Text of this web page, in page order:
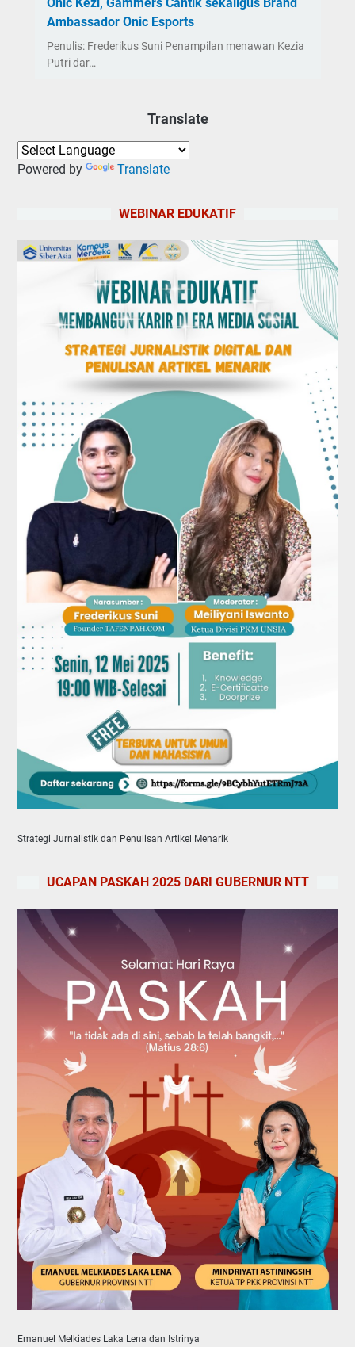
Ambassador Onic Esports
Penulis: Frederikus Suni Penampilan menawan Kezia
Putri dar…
Translate
Powered by Translate
WEBINAR EDUKATIF
Strategi Jurnalistik dan Penulisan Artikel Menarik
UCAPAN PASKAH 2025 DARI GUBERNUR NTT
Emanuel Melkiades Laka Lena dan Istrinya